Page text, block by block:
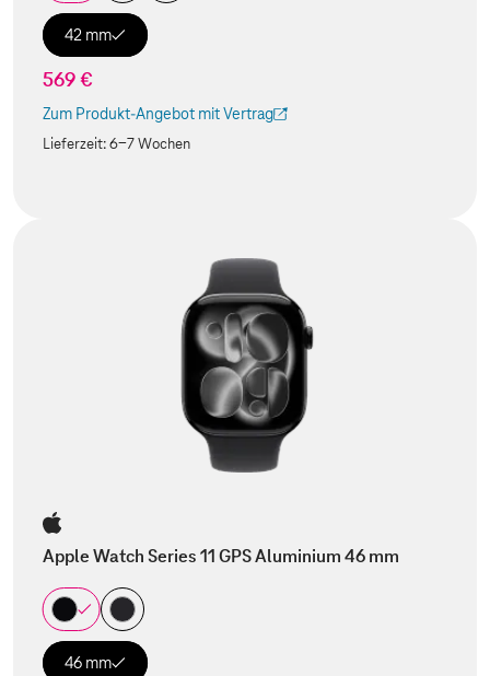
42 mm
569 €
Zum Produkt-Angebot mit Vertrag
(Der Link wird in einem neuen Tab geöffnet)
Lieferzeit:6-7 Wochen
Apple Watch Series 11 GPS Aluminium 46 mm
46 mm